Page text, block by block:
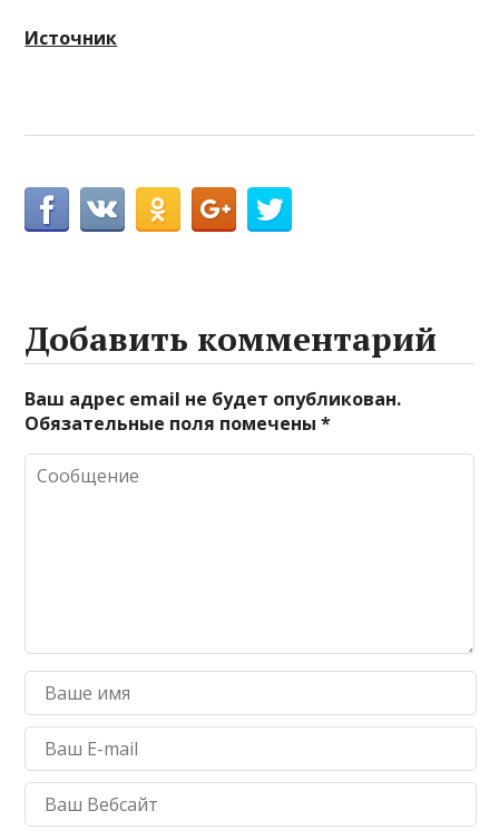
Источник
Добавить комментарий
Ваш адрес email не будет опубликован.
Обязательные поля помечены*